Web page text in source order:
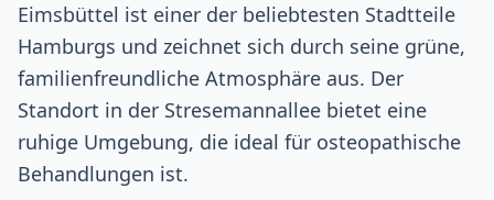
Eimsbüttel ist einer der beliebtesten Stadtteile
Hamburgs und zeichnet sich durch seine grüne,
familienfreundliche Atmosphäre aus. Der
Standort in der Stresemannallee bietet eine
ruhige Umgebung, die ideal für osteopathische
Behandlungen ist.